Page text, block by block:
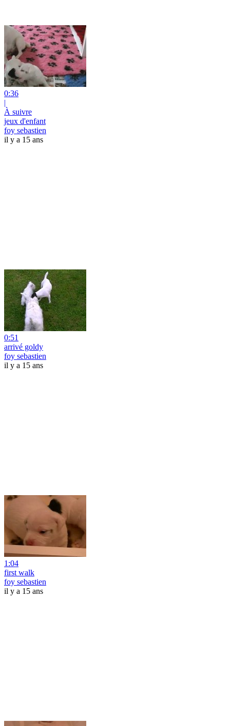
0:36
|
À suivre
jeux d'enfant
foy sebastien
il y a 15 ans
0:51
arrivé goldy
foy sebastien
il y a 15 ans
1:04
first walk
foy sebastien
il y a 15 ans